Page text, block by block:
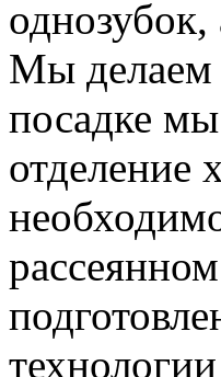
Мы делаем
посадке
отделение